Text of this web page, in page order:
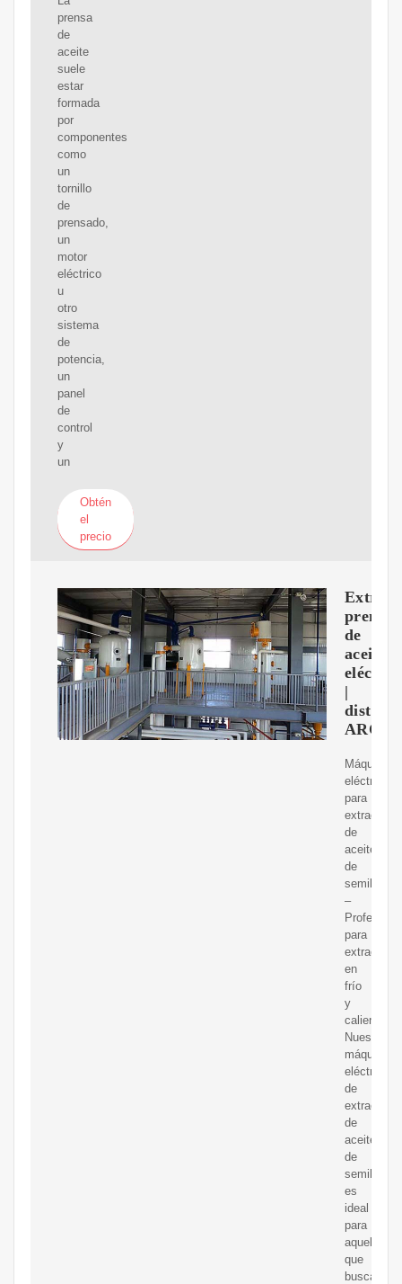
prensa
de
aceite
suele
estar
formada
por
componentes
como
un
tornillo
de
prensado,
un
motor
eléctrico
u
otro
sistema
de
potencia,
un
panel
de
control
y
un
Obtén
el
precio
prensa
de
aceite
|
ARC
Máquina
eléctrica
para
extracción
de
aceite
de
semillas
–
Profesional
para
extracción
en
frío
y
caliente
Nuestra
máquina
eléctrica
de
extracción
de
aceite
de
semillas
es
ideal
para
aquellos
que
buscan